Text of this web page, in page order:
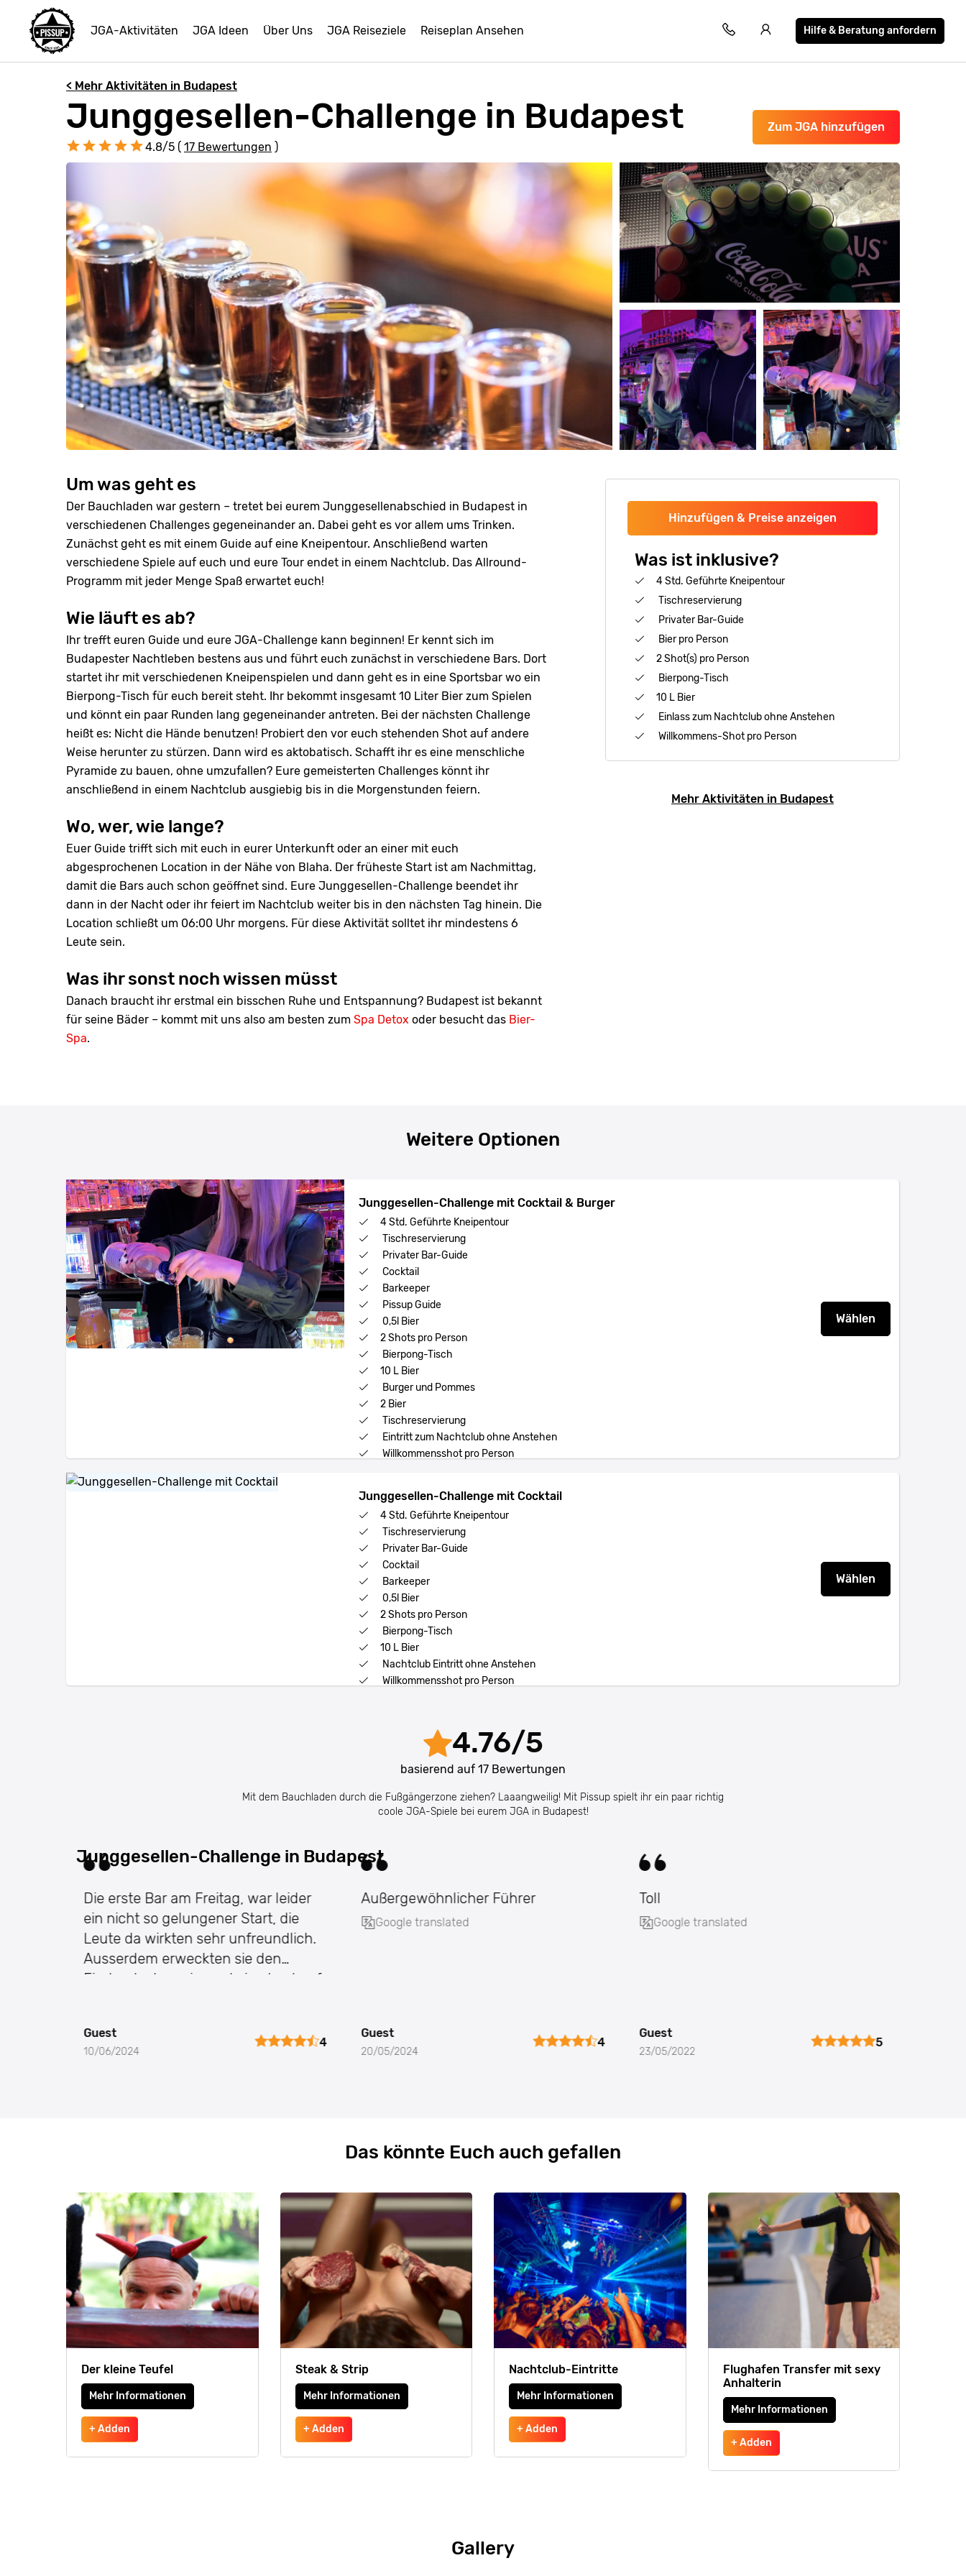
JGA-Aktivitäten JGA Ideen Über Uns JGA Reiseziele Reiseplan Ansehen Hilfe & Beratung anfordern
< Mehr Aktivitäten in Budapest
Zum JGA hinzufügen
Junggesellen-Challenge in Budapest
4.8/5 ( 17 Bewertungen )
Hinzufügen & Preise anzeigen
Was ist inklusive?
4 Std. Geführte Kneipentour
Tischreservierung
Privater Bar-Guide
Bier pro Person
2 Shot(s) pro Person
Bierpong-Tisch
10 L Bier
Einlass zum Nachtclub ohne Anstehen
Willkommens-Shot pro Person
Mehr Aktivitäten in Budapest
Um was geht es
Der Bauchladen war gestern – tretet bei eurem Junggesellenabschied in Budapest in
verschiedenen Challenges gegeneinander an. Dabei geht es vor allem ums Trinken.
Zunächst geht es mit einem Guide auf eine Kneipentour. Anschließend warten
verschiedene Spiele auf euch und eure Tour endet in einem Nachtclub. Das Allround-
Programm mit jeder Menge Spaß erwartet euch!
Wie läuft es ab?
Ihr trefft euren Guide und eure JGA-Challenge kann beginnen! Er kennt sich im
Budapester Nachtleben bestens aus und führt euch zunächst in verschiedene Bars. Dort
startet ihr mit verschiedenen Kneipenspielen und dann geht es in eine Sportsbar wo ein
Bierpong-Tisch für euch bereit steht. Ihr bekommt insgesamt 10 Liter Bier zum Spielen
und könnt ein paar Runden lang gegeneinander antreten. Bei der nächsten Challenge
heißt es: Nicht die Hände benutzen! Probiert den vor euch stehenden Shot auf andere
Weise herunter zu stürzen. Dann wird es aktobatisch. Schafft ihr es eine menschliche
Pyramide zu bauen, ohne umzufallen? Eure gemeisterten Challenges könnt ihr
anschließend in einem Nachtclub ausgiebig bis in die Morgenstunden feiern.
Wo, wer, wie lange?
Euer Guide trifft sich mit euch in eurer Unterkunft oder an einer mit euch
abgesprochenen Location in der Nähe von Blaha. Der früheste Start ist am Nachmittag,
damit die Bars auch schon geöffnet sind. Eure Junggesellen-Challenge beendet ihr
dann in der Nacht oder ihr feiert im Nachtclub weiter bis in den nächsten Tag hinein. Die
Location schließt um 06:00 Uhr morgens. Für diese Aktivität solltet ihr mindestens 6
Leute sein.
Was ihr sonst noch wissen müsst
Danach braucht ihr erstmal ein bisschen Ruhe und Entspannung? Budapest ist bekannt
für seine Bäder – kommt mit uns also am besten zum Spa Detox oder besucht das Bier-
Spa.
Weitere Optionen
Junggesellen-Challenge mit Cocktail & Burger
4 Std. Geführte Kneipentour
Tischreservierung
Privater Bar-Guide
Cocktail
Barkeeper
Pissup Guide
0,5l Bier
2 Shots pro Person
Bierpong-Tisch
10 L Bier
Burger und Pommes
2 Bier
Tischreservierung
Eintritt zum Nachtclub ohne Anstehen
Willkommensshot pro Person
Wählen
Junggesellen-Challenge mit Cocktail
4 Std. Geführte Kneipentour
Tischreservierung
Privater Bar-Guide
Cocktail
Barkeeper
0,5l Bier
2 Shots pro Person
Bierpong-Tisch
10 L Bier
Nachtclub Eintritt ohne Anstehen
Willkommensshot pro Person
Wählen
4.76/5
basierend auf 17 Bewertungen
Mit dem Bauchladen durch die Fußgängerzone ziehen? Laaangweilig! Mit Pissup spielt ihr ein paar richtig
coole JGA-Spiele bei eurem JGA in Budapest!
Junggesellen-Challenge in Budapest
Die erste Bar am Freitag, war leider
ein nicht so gelungener Start, die
Leute da wirkten sehr unfreundlich.
Ausserdem erweckten sie den
Eindruck, dass sie gar keine Lust auf
Guest
10/06/2024
4
Außergewöhnlicher Führer
Google translated
Guest
20/05/2024
4
Toll
Google translated
Guest
23/05/2022
5
Das könnte Euch auch gefallen
Der kleine Teufel
Mehr Informationen
+ Adden
Steak & Strip
Mehr Informationen
+ Adden
Nachtclub-Eintritte
Mehr Informationen
+ Adden
Flughafen Transfer mit sexy
Anhalterin
Mehr Informationen
+ Adden
Gallery